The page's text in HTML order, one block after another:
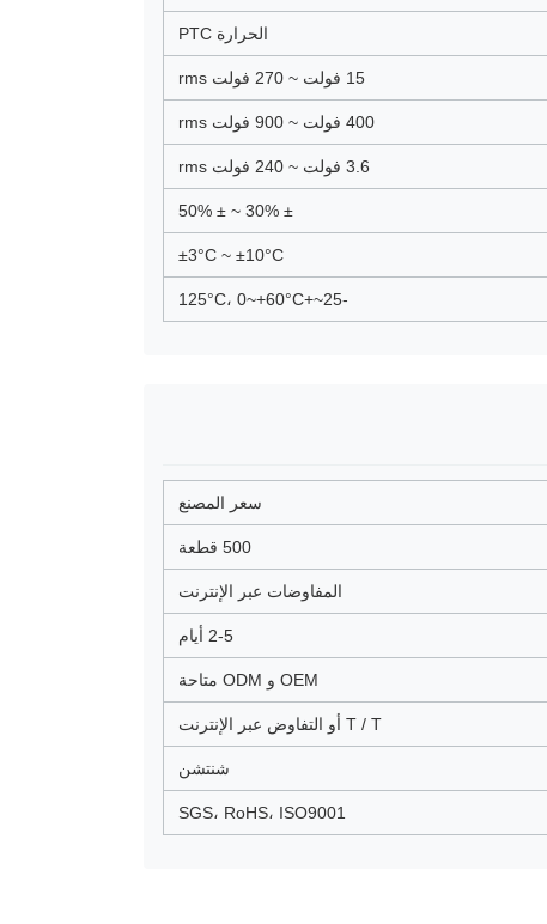
الحرارة PTC
15 فولت ~ 270 فولت rms
400 فولت ~ 900 فولت rms
3.6 فولت ~ 240 فولت rms
± 30% ~ ± 50%
±3°C ~ ±10°C
-25~+125°C، 0~+60°C
سعر المصنع
500 قطعة
المفاوضات عبر الإنترنت
2-5 أيام
OEM و ODM متاحة
T / T أو التفاوض عبر الإنترنت
شنتشن
SGS، RoHS، ISO9001